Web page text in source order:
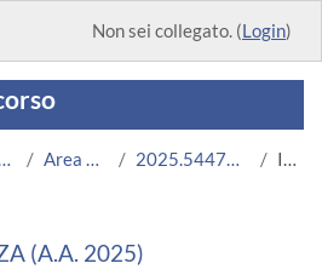
Non sei collegato. (Login)
2025/2026 Area Economico-Statistica 2025.54472R.2025.11.750537.N0_22134 Introduzione
(A.A. 2025)